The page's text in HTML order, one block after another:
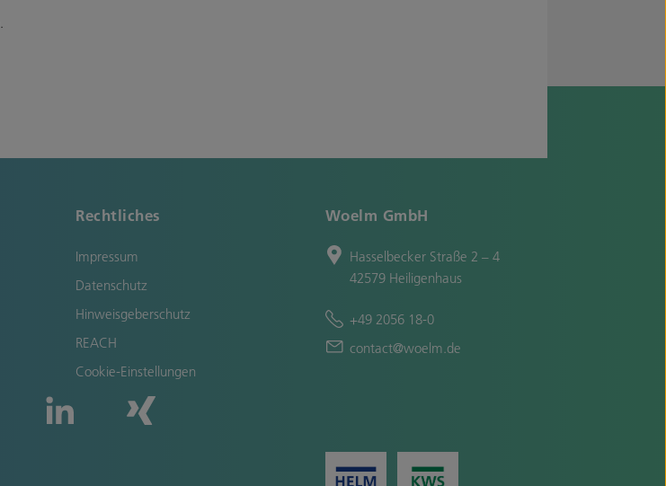
Rechtliches
Impressum
Datenschutz
Hinweisgeberschutz
REACH
Cookie-Einstellungen
Woelm GmbH
Hasselbecker Straße 2 – 4
42579 Heiligenhaus
+49 2056 18-0
contact@woelm.de